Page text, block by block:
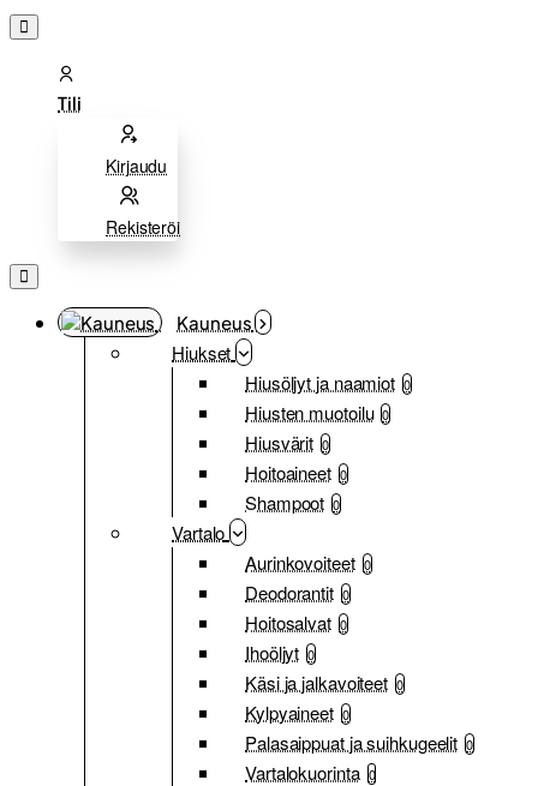
Tili
Kirjaudu
Rekisteröi
Kauneus
Hiukset
Hiusöljyt ja naamiot 0
Hiusten muotoilu 0
Hiusvärit 0
Hoitoaineet 0
Shampoot 0
Vartalo
Aurinkovoiteet 0
Deodorantit 0
Hoitosalvat 0
Ihoöljyt 0
Käsi ja jalkavoiteet 0
Kylpyaineet 0
Palasaippuat ja suihkugeelit 0
Vartalokuorinta 0